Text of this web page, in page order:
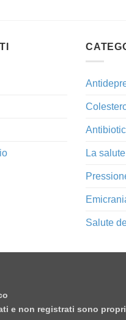
La
Salute
e non registrati sono